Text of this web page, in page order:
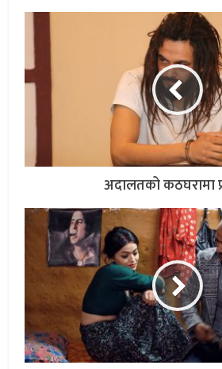
अदालतको कठघरामा